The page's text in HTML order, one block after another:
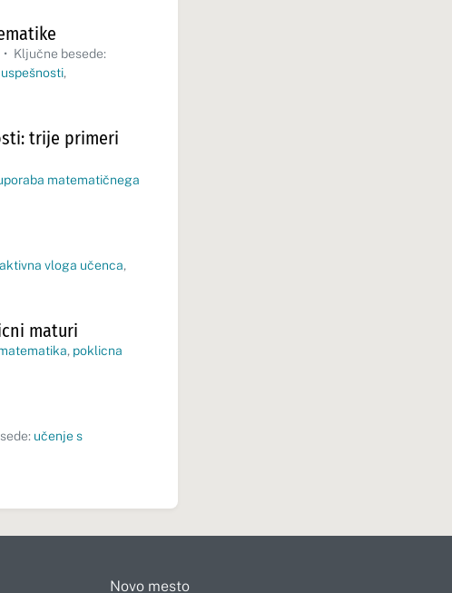
• Ključne besede:
,
trije primeri
matematičnega
aktivna vloga učenca,
maturi
, poklicna
učenje s
Novo mesto